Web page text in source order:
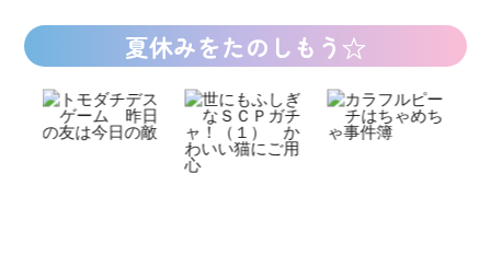
夏休みをたのしもう☆